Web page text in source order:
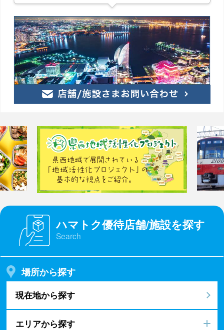
ハマトク優待店舗/施設を探す
Search
場所から探す
現在地から探す
エリアから探す